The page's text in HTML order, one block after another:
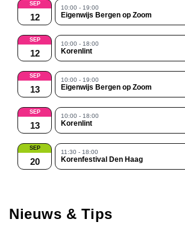
SEP
12
10:00 - 19:00
Eigenwijs Bergen op Zoom
SEP
12
10:00 - 18:00
Korenlint
SEP
13
10:00 - 19:00
Eigenwijs Bergen op Zoom
SEP
13
10:00 - 18:00
Korenlint
SEP
20
11:30 - 18:00
Korenfestival Den Haag
Nieuws & Tips